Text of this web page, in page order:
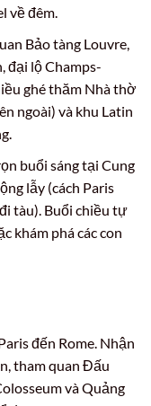
về đêm.
Bảo tàng Louvre,
đại lộ Champs-
ghé thăm Nhà thờ
ngoài) và khu Latin
buổi sáng tại Cung
lẫy (cách Paris
tàu). Buổi chiều tự
khám phá các con
đến Rome. Nhận
tham quan Đấu
và Quảng